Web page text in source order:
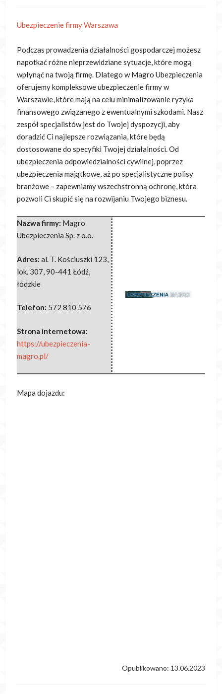
Ubezpieczenie firmy Warszawa
Podczas prowadzenia działalności gospodarczej możesz
napotkać różne nieprzewidziane sytuacje, które mogą
wpłynąć na twoją firmę. Dlatego w Magro Ubezpieczenia
oferujemykompleksowe ubezpieczenie firmy w
Warszawie, które mają na celu minimalizowanie ryzyka
finansowego związanego z ewentualnymi szkodami. Nasz
zespół specjalistów jest do Twojej dyspozycji, aby
doradzić Ci najlepsze rozwiązania, które będą
dostosowane do specyfiki Twojej działalności. Od
ubezpieczenia odpowiedzialności cywilnej, poprzez
ubezpieczenia majątkowe, aż po specjalistyczne polisy
branżowe – zapewniamy wszechstronną ochronę, która
pozwoli Ci skupić się na rozwijaniu Twojego biznesu.
Nazwa firmy: Magro
Ubezpieczenia Sp. z o.o.
Adres: al. T. Kościuszki 123,
lok. 307,90-441 Łódź,
łódzkie
Telefon: 572 810 576
Strona internetowa:
https://ubezpieczenia-
magro.pl/
Mapa dojazdu:
Opublikowano: 13.06.2023